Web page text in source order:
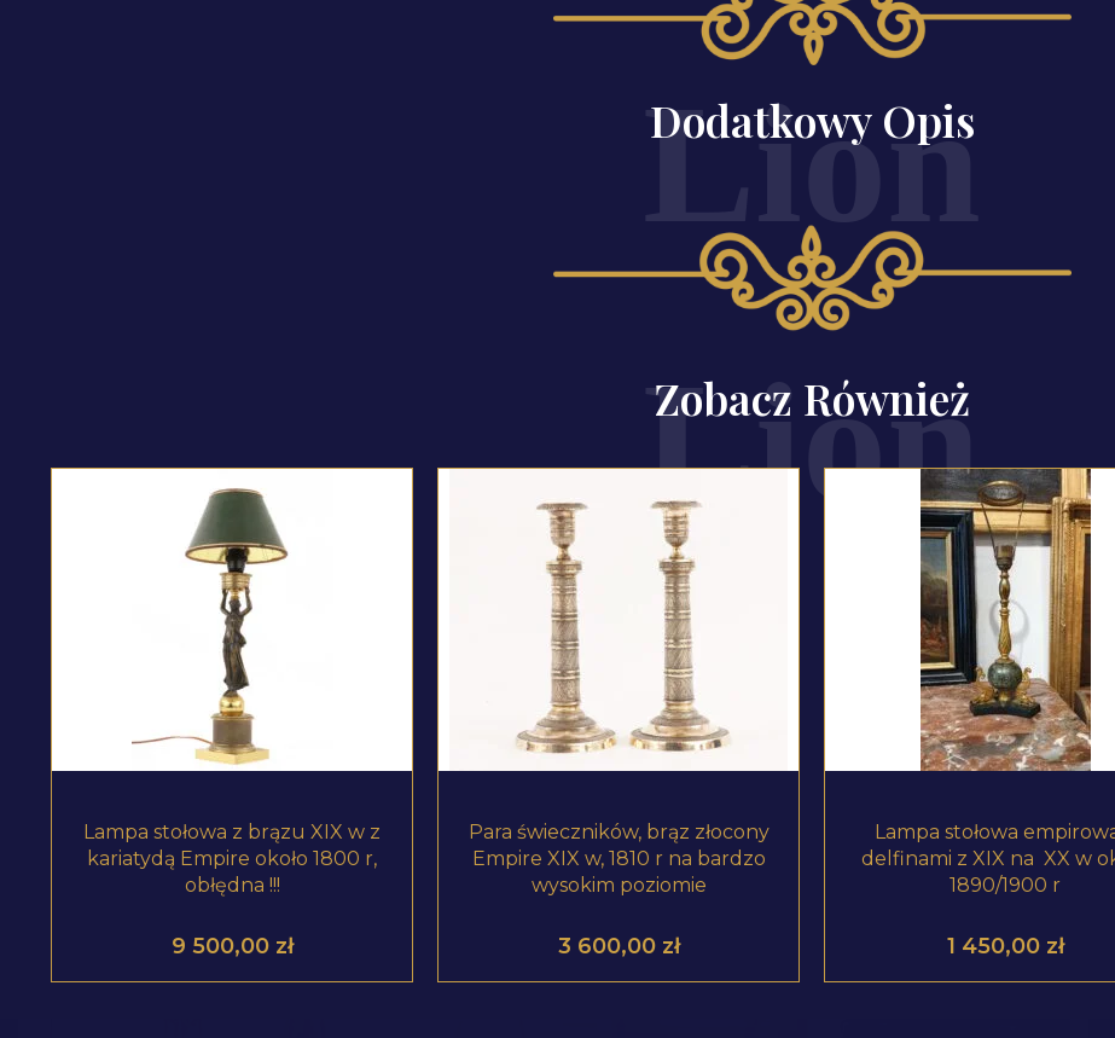
Dodatkowy Opis
Zobacz Również
ZOBACZ PRODUKT
Lampa stołowa z brązu XIX w z
kariatydą Empire około 1800 r,
obłędna !!!
9 500,00 zł
ZOBACZ PRODUKT
Para świeczników, brąz złocony
Empire XIX w, 1810 r na bardzo
wysokim poziomie
3 600,00 zł
ZOBACZ PRODUKT
Lampa stołowa
delfinami z XIX na XX w
1890/1900 r
1 450,00 zł